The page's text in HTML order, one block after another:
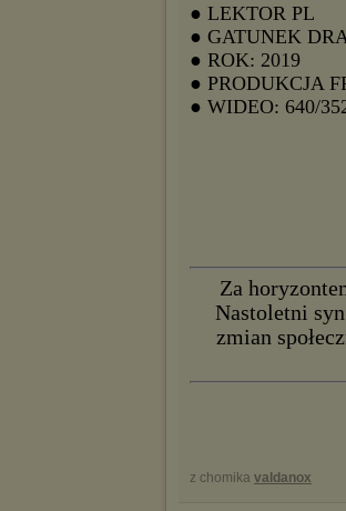
● LEKTOR PL
● GATUNEK
● ROK: 2019
● PRODUKCJA
● WIDEO: 640/
Za
Nastoletni
zmian
z chomika valdanox